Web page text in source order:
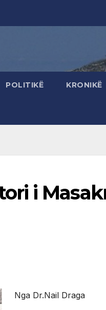
POLITIKË KRONIKË
i
Nga Dr.Nail Draga